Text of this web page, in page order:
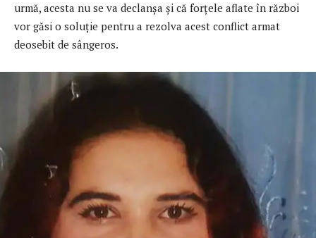
urmă, acesta nu se va declanșa și că forțele aflate în război
vor găsi o soluție pentru a rezolva acest conflict armat
deosebit de sângeros.